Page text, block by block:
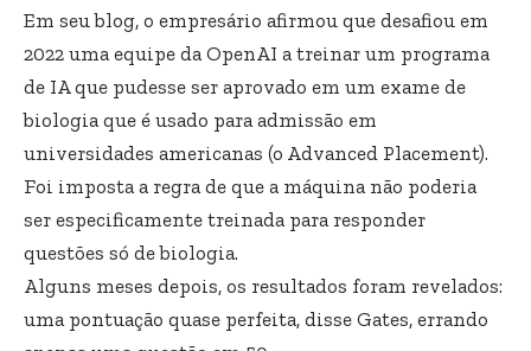
Em seu blog, o empresário afirmou que desafiou em
2022 uma equipe da OpenAI a treinar um programa
de IA que pudesse ser aprovado em um exame de
biologia que é usado para admissão em
universidades americanas (o Advanced Placement).
Foi imposta a regra de que a máquina não poderia
ser especificamente treinada para responder
questões só de biologia.
Alguns meses depois, os resultados foram revelados:
uma pontuação quase perfeita, disse Gates, errando